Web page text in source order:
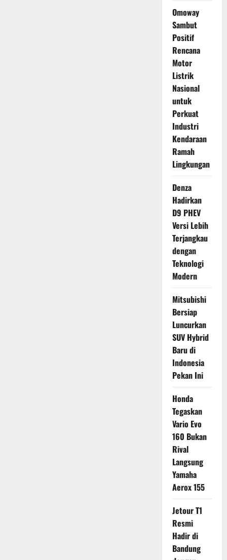
Omoway
Sambut
Positif
Rencana
Motor
Listrik
Nasional
untuk
Perkuat
Industri
Kendaraan
Ramah
Lingkungan
Denza
Hadirkan
D9 PHEV
Versi Lebih
Terjangkau
dengan
Teknologi
Modern
Mitsubishi
Bersiap
Luncurkan
SUV Hybrid
Baru di
Indonesia
Pekan Ini
Honda
Tegaskan
Vario Evo
160 Bukan
Rival
Langsung
Yamaha
Aerox 155
Jetour T1
Resmi
Hadir di
Bandung